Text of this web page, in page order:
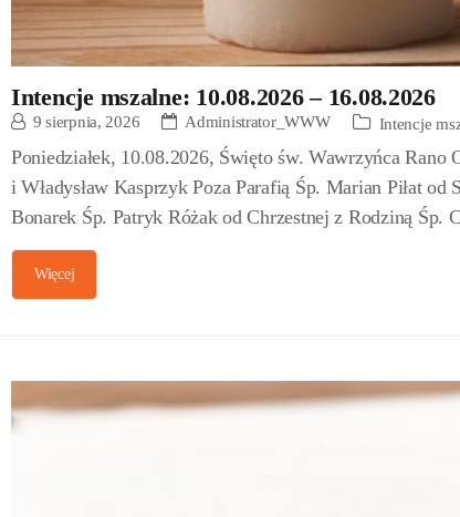
Intencje mszalne: 10.08.2026 – 16.08.2026
9 sierpnia, 2026 Administrator_WWW Intencje
Poniedziałek, 10.08.2026, Święto św. Wawrzyńca Rano
i Władysław Kasprzyk Poza Parafią Śp. Marian Piłat
Bonarek Śp. Patryk Różak od Chrzestnej z Rodziną
Więcej